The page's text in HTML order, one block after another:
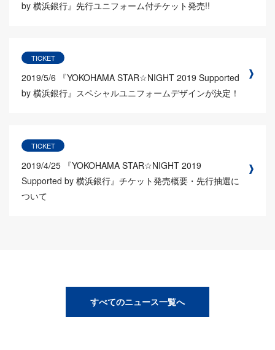
by 横浜銀行』先行ユニフォーム付チケット発売!!
TICKET
2019/5/6
『YOKOHAMA STAR☆NIGHT 2019 Supported
by 横浜銀行』スペシャルユニフォームデザインが決定！
TICKET
2019/4/25 『YOKOHAMA STAR☆NIGHT 2019
Supported by 横浜銀行』チケット発売概要・先行抽選に
ついて
すべてのニュース一覧へ